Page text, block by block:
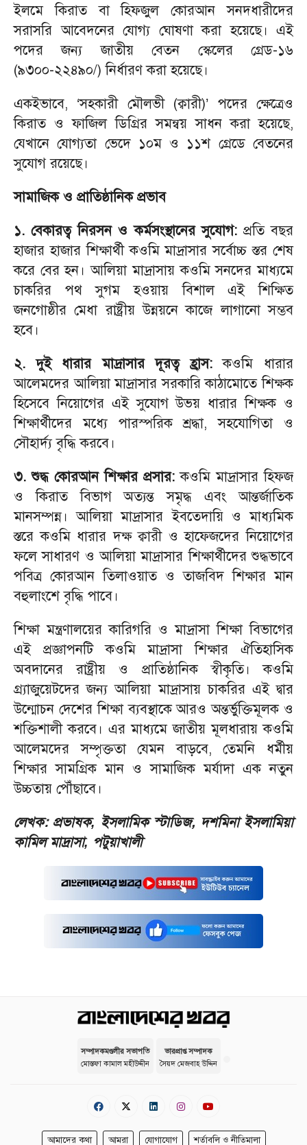
ইলমে কিরাত বা হিফজুল কোরআন সনদধারীদের
সরাসরি আবেদনের যোগ্য ঘোষণা করা হয়েছে। এই
পদের জন্য জাতীয় বেতন স্কেলের গ্রেড-১৬
(৯৩০০-২২৪৯০/) নির্ধারণ করা হয়েছে।
একইভাবে, ‘সহকারী মৌলভী (ক্বারী)’ পদের ক্ষেত্রেও
কিরাত ও ফাজিল ডিগ্রির সমন্বয় সাধন করা হয়েছে,
যেখানে যোগ্যতা ভেদে ১০ম ও ১১শ গ্রেডে বেতনের
সুযোগ রয়েছে।
সামাজিক ও প্রাতিষ্ঠানিক প্রভাব
১. বেকারত্ব নিরসন ও কর্মসংস্থানের সুযোগ: প্রতি বছর
হাজার হাজার শিক্ষার্থী কওমি মাদ্রাসার সর্বোচ্চ স্তর শেষ
করে বের হন। আলিয়া মাদ্রাসায় কওমি সনদের মাধ্যমে
চাকরির পথ সুগম হওয়ায় বিশাল এই শিক্ষিত
জনগোষ্ঠীর মেধা রাষ্ট্রীয় উন্নয়নে কাজে লাগানো সম্ভব
হবে।
২. দুই ধারার মাদ্রাসার দূরত্ব হ্রাস:কওমি ধারার
আলেমদের আলিয়া মাদ্রাসার সরকারি কাঠামোতে শিক্ষক
হিসেবে নিয়োগের এই সুযোগ উভয় ধারার শিক্ষক ও
শিক্ষার্থীদের মধ্যে পারস্পরিক শ্রদ্ধা, সহযোগিতা ও
সৌহার্দ্য বৃদ্ধি করবে।
৩. শুদ্ধ কোরআন শিক্ষার প্রসার: কওমি মাদ্রাসার হিফজ
ও কিরাত বিভাগ অত্যন্ত সমৃদ্ধ এবং আন্তর্জাতিক
মানসম্পন্ন। আলিয়া মাদ্রাসার ইবতেদায়ি ও মাধ্যমিক
স্তরে কওমি ধারার দক্ষ ক্বারী ও হাফেজদের নিয়োগের
ফলে সাধারণ ও আলিয়া মাদ্রাসার শিক্ষার্থীদের শুদ্ধভাবে
পবিত্র কোরআন তিলাওয়াত ও তাজবিদ শিক্ষার মান
বহুলাংশে বৃদ্ধি পাবে।
শিক্ষা মন্ত্রণালয়ের কারিগরি ও মাদ্রাসা শিক্ষা বিভাগের
এই প্রজ্ঞাপনটি কওমি মাদ্রাসা শিক্ষার ঐতিহাসিক
অবদানের রাষ্ট্রীয় ও প্রাতিষ্ঠানিক স্বীকৃতি। কওমি
গ্র্যাজুয়েটদের জন্য আলিয়া মাদ্রাসায় চাকরির এই দ্বার
উন্মোচন দেশের শিক্ষা ব্যবস্থাকে আরও অন্তর্ভুক্তিমূলক ও
শক্তিশালী করবে। এর মাধ্যমে জাতীয় মূলধারায় কওমি
আলেমদের সম্পৃক্ততা যেমন বাড়বে, তেমনি ধর্মীয়
শিক্ষার সামগ্রিক মান ও সামাজিক মর্যাদা এক নতুন
উচ্চতায় পৌঁছাবে।
লেখক: প্রভাষক‚ ইসলামিক স্টাডিজ, দশমিনা ইসলামিয়া
কামিল মাদ্রাসা‚ পটুয়াখালী
সম্পাদকমণ্ডলীর সভাপতি
মোস্তফা কামাল মহীউদ্দীন
ভারপ্রাপ্ত সম্পাদক
সৈয়দ মেজবাহ উদ্দিন
আমাদের কথা আমরা যোগাযোগ শর্তাবলি ও নীতিমালা